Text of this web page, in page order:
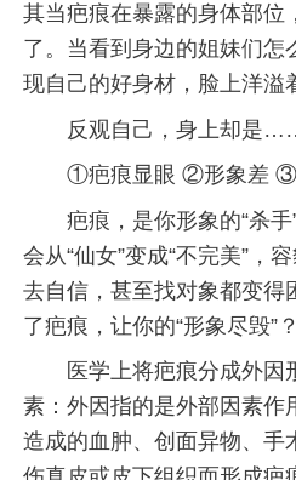
其当疤痕在暴露的身体部位
了。当看到身边的姐妹们怎
现自己的好身材，脸上洋溢
反观自己，身上却是
①疤痕显眼 ②形象差 ③
疤痕，是你形象的“杀手
会从“仙女”变成“不完美”，
去自信，甚至找对象都变得
了疤痕，让你的“形象尽毁”？
医学上将疤痕分成外因
素：外因指的是外部因素作
造成的血肿、创面异物、手